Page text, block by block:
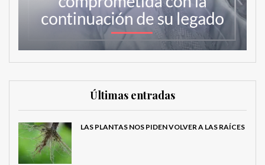
Últimas entradas
LAS PLANTAS NOS PIDEN VOLVER A LAS RAÍCES